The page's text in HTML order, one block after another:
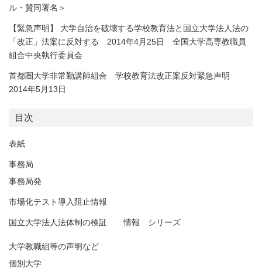
ル・賛同署名＞
【緊急声明】 大学自治を破壊する学校教育法と国立大学法人法の
「改正」法案に反対する 2014年4月25日 全国大学高専教職員
組合中央執行委員会
首都圏大学非常勤講師組合 学校教育法改正案反対緊急声明
2014年5月13日
目次
表紙
事務局
事務局発
市場化テスト導入阻止情報
国立大学法人法体制の検証 情報 シリーズ
大学教職組等の声明など
個別大学